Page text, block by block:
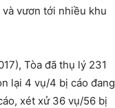
vươn tới nhiều khu
Tòa đã thụ lý 231
lại 4 vụ/4 bị cáo đang
xét xử 36 vụ/56 bị